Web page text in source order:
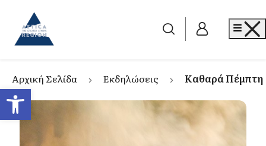
Ανοίξτε τη γραμμή εργαλείων
Go to home
Αρχική Σελίδα Εκδηλώσεις Καθαρά Πέμπτη